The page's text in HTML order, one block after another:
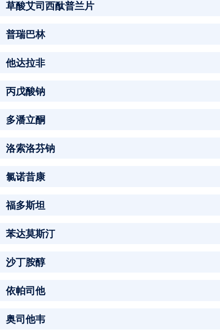
草酸艾司西酞普兰片
普瑞巴林
他达拉非
丙戊酸钠
多潘立酮
洛索洛芬钠
氯诺昔康
福多斯坦
苯达莫斯汀
沙丁胺醇
依帕司他
奥司他韦